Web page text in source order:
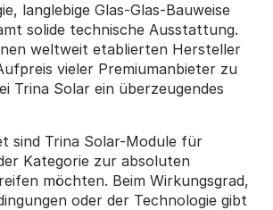
langlebige Glas-Glas-Bauweise
solide technische Ausstattung.
weltweit etablierten Hersteller
vieler Premiumanbieter zu
Trina Solar ein überzeugendes
sind Trina Solar-Module für
Kategorie zur absoluten
möchten. Beim Wirkungsgrad,
oder der Technologie gibt